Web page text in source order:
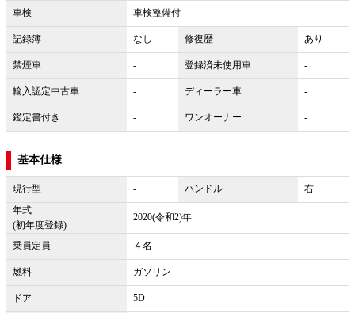
車検 車検整備付
記録簿 なし 修復歴 あり
禁煙車 - 登録済未使用車 -
輸入認定中古車 - ディーラー車 -
鑑定書付き - ワンオーナー -
基本仕様
現行型 - ハンドル
右
年式
(初年度登録)
2020(令和2)年
乗員定員 ４名
燃料 ガソリン
ドア
5D